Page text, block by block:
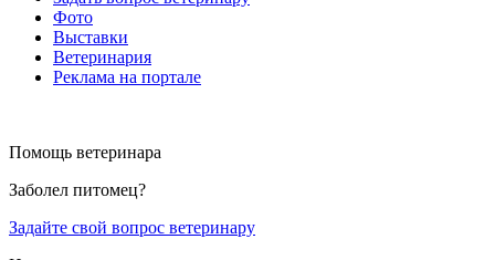
Фото
Выставки
Ветеринария
Реклама на портале
Помощь ветеринара
Заболел питомец?
Задайте свой вопрос ветеринару